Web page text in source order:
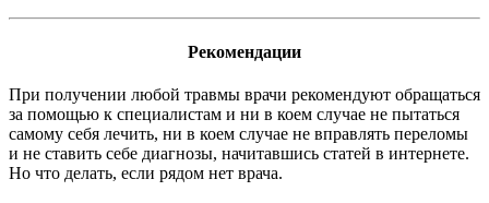
Рекомендации
При получении любой травмы врачи рекомендуют обращаться
за помощью к специалистам и ни в коем случае не пытаться
самому себя лечить, ни в коем случае не вправлять переломы
и не ставить себе диагнозы, начитавшись статей в интернете.
Но что делать, если рядом нет врача.